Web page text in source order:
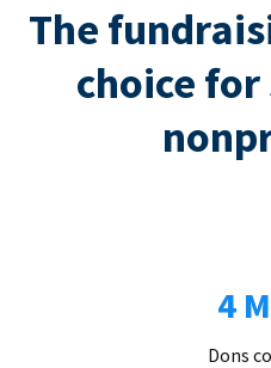
The
choice for
4
Dons